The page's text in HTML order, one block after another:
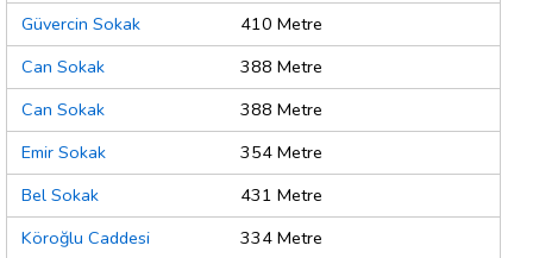
Güvercin Sokak
410 Metre
Can Sokak
388 Metre
Can Sokak
388 Metre
Emir Sokak
354 Metre
Bel Sokak
431 Metre
Köroğlu Caddesi
334 Metre